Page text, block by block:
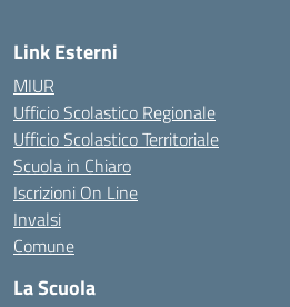
Link Esterni
MIUR
Ufficio Scolastico Regionale
Ufficio Scolastico Territoriale
Scuola in Chiaro
Iscrizioni On Line
Invalsi
Comune
La Scuola